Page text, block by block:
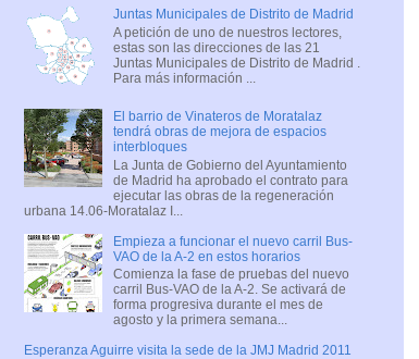
Juntas Municipales de Distrito de Madrid
A petición de uno de nuestros lectores,
estas son las direcciones de las 21
Juntas Municipales de Distrito de Madrid .
Para más información ...
El barrio de Vinateros de Moratalaz
tendrá obras de mejora de espacios
interbloques
La Junta de Gobierno del Ayuntamiento
de Madrid ha aprobado el contrato para
ejecutar las obras de la regeneración
urbana 14.06-Moratalaz I...
Empieza a funcionar el nuevo carril Bus-
VAO de la A-2 en estos horarios
Comienza la fase de pruebas del nuevo
carril Bus-VAO de la A-2. Se activará de
forma progresiva durante el mes de
agosto y la primera semana...
Esperanza Aguirre visita la sede de la JMJ Madrid 2011